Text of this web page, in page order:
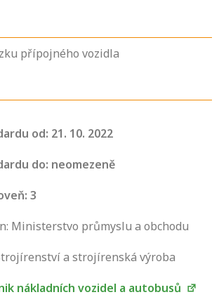
přípojného vozidla
od: 21. 10. 2022
do: neomezeně
3
Ministerstvo průmyslu a obchodu
a strojírenská výroba
nákladních vozidel a autobusů